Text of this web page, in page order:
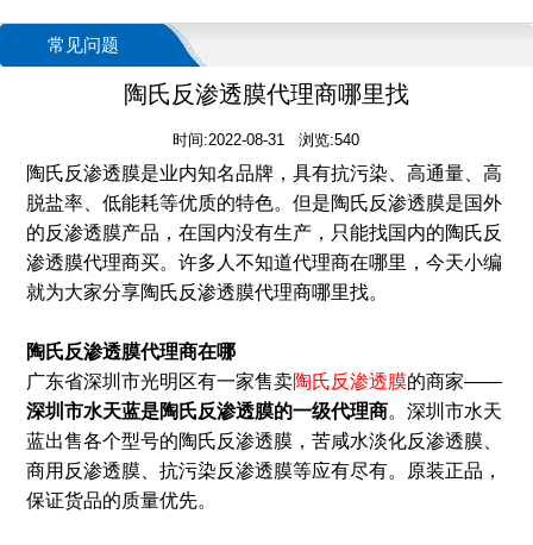
常见问题
陶氏反渗透膜代理商哪里找
时间:2022-08-31 浏览:540
陶氏反渗透膜是业内知名品牌，具有抗污染、高通量、高
脱盐率、低能耗等优质的特色。但是陶氏反渗透膜是国外
的反渗透膜产品，在国内没有生产，只能找国内的陶氏反
渗透膜代理商买。许多人不知道代理商在哪里，今天小编
就为大家分享陶氏反渗透膜代理商哪里找。
陶氏反渗透膜代理商在哪
广东省深圳市光明区有一家售卖陶氏反渗透膜的商家——
深圳市水天蓝是陶氏反渗透膜的一级代理商。深圳市水天
蓝出售各个型号的陶氏反渗透膜，苦咸水淡化反渗透膜、
商用反渗透膜、抗污染反渗透膜等应有尽有。原装正品，
保证货品的质量优先。